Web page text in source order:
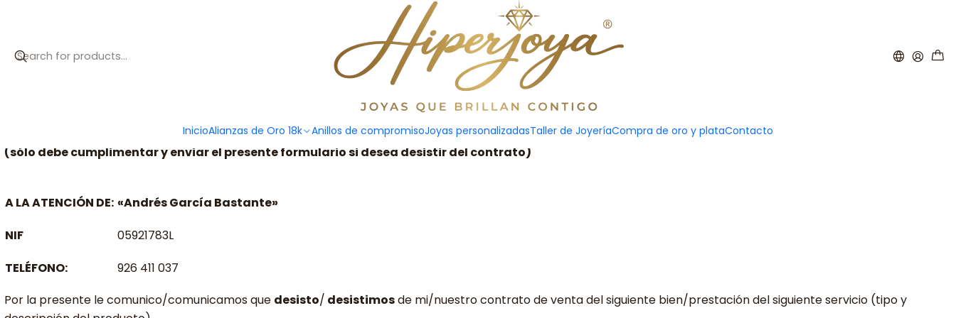
InicioAlianzas de Oro 18k Anillos de compromisoJoyas personalizadasTaller de JoyeríaCompra de oro y plataContacto
Formulario de Desestimiento
(sólo debe cumplimentar y enviar el presente formulario si desea desistir del contrato)
A LA ATENCIÓN DE: «Andrés García Bastante»
NIF
05921783L
TELÉFONO:
926 411 037
Por la presente le comunico/comunicamos que desisto/ desistimosde mi/nuestro contrato de venta del siguiente bien/prestación del siguiente servicio (tipo y